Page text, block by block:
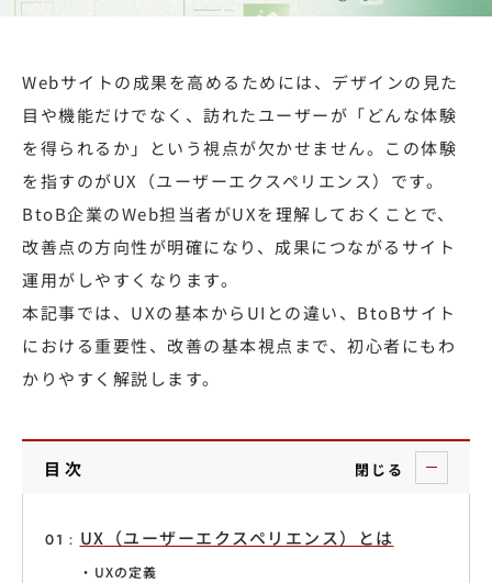
Webサイトの成果を高めるためには、デザインの見た
目や機能だけでなく、訪れたユーザーが「どんな体験
を得られるか」という視点が欠かせません。この体験
を指すのがUX（ユーザーエクスペリエンス）です。
BtoB企業のWeb担当者がUXを理解しておくことで、
改善点の方向性が明確になり、成果につながるサイト
運用がしやすくなります。
本記事では、UXの基本からUIとの違い、BtoBサイト
における重要性、改善の基本視点まで、初心者にもわ
かりやすく解説します。
目次 閉じる
UX（ユーザーエクスペリエンス）とは
UXの定義